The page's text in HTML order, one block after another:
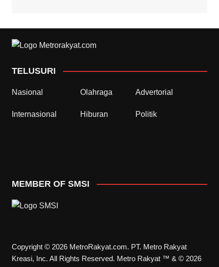
TELUSURI
Nasional Olahraga Advertorial
Internasional Hiburan Politik
MEMBER OF SMSI
Copyright © 2026 MetroRakyat.com. PT. Metro Rakyat
Kreasi, Inc. All Rights Reserved. Metro Rakyat ™ & © 2026